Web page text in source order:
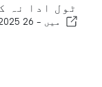
ٹول ادا نہ
میں - 26 Jul 2025